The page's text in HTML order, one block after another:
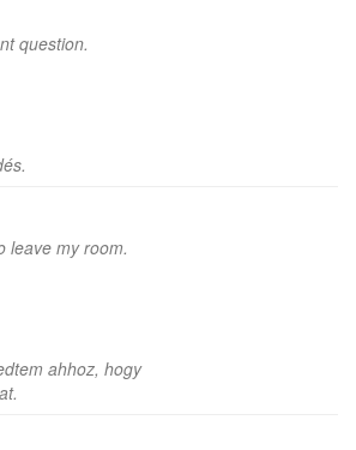
question.
leave my room.
ahhoz, hogy